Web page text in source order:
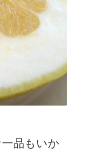
品もいか